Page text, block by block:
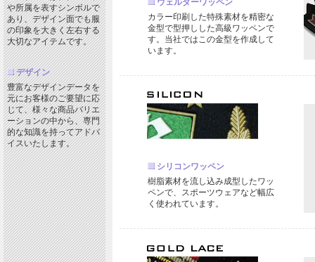
や所属を表すシンボルで
あり、デザイン面でも服
の印象を大きく左右する
大切なアイテムです。
デザイン
豊富なデザインデータを
元にお客様のご要望に応
じて、様々な商品バリエ
ーションの中から、専門
的な知識を持ってアドバ
イスいたします。
ウェルダーワッペン
カラー印刷した特殊素材を精密な
金型で型押しした高級ワッペンで
す。当社ではこの金型を作成して
います。
シリコンワッペン
樹脂素材を流し込み成型したワッ
ペンで、スポーツウェアなど幅広
く使われています。